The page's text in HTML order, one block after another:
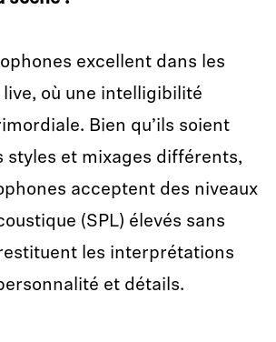
excellent dans les
où une intelligibilité
Bien qu’ils soient
styles et mixages différents,
acceptent des niveaux
(SPL) élevés sans
les interprétations
et détails.